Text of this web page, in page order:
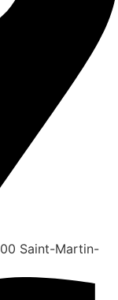
Saint-Martin-